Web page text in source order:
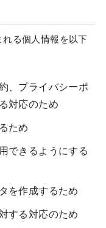
る個人情報を以下
、プライバシーポ
対応のため
ため
できるようにする
を作成するため
する対応のため